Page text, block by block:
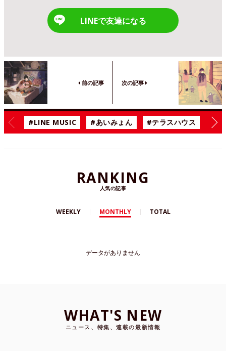
LINEで友達になる
前の記事 次の記事
#LINE MUSIC #あいみょん #テラスハウス #
RANKING
人気の記事
WEEKLY MONTHLY TOTAL
データがありません
WHAT'S NEW
ニュース、特集、連載の最新情報